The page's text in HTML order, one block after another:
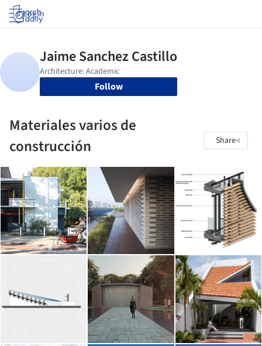
Log in
Follow
Materiales varios de
construcción
Share